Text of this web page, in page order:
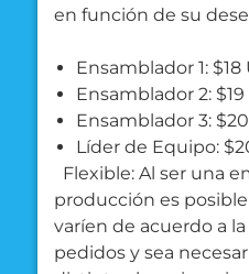
en función de su
Ensamblador 1: $18
Ensamblador 2:
Ensamblador 3:
Líder de Equipo:
Flexible: Al ser una
producción es
varíen de acuerdo a
pedidos y sea